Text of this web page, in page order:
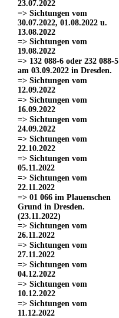
23.07.2022
=> Sichtungen vom
30.07.2022, 01.08.2022 u.
13.08.2022
=> Sichtungen vom
19.08.2022
=> 132 088-6 oder 232 088-5
am 03.09.2022 in Dresden.
=> Sichtungen vom
12.09.2022
=> Sichtungen vom
16.09.2022
=> Sichtungen vom
24.09.2022
=> Sichtungen vom
22.10.2022
=> Sichtungen vom
05.11.2022
=> Sichtungen vom
22.11.2022
=> 01 066 im Plauenschen
Grund in Dresden.
(23.11.2022)
=> Sichtungen vom
26.11.2022
=> Sichtungen vom
27.11.2022
=> Sichtungen vom
04.12.2022
=> Sichtungen vom
10.12.2022
=> Sichtungen vom
11.12.2022